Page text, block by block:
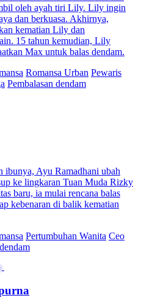
keluarga Leng sambil membantu
kuasa keluarga. Setelah
Leng mendapat kontrak 300
mengusir Lin Chen.
dimanipulasi menjadi